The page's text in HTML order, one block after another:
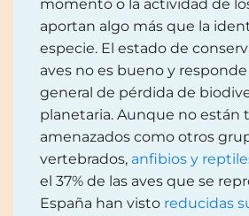
momento o la actividad de
aportan algo más que la
especie. El estado de
aves no es bueno y
general de pérdida de
planetaria. Aunque no están
amenazados como otros
vertebrados, anfibios y
el 37% de las aves que se
España han visto reducidas